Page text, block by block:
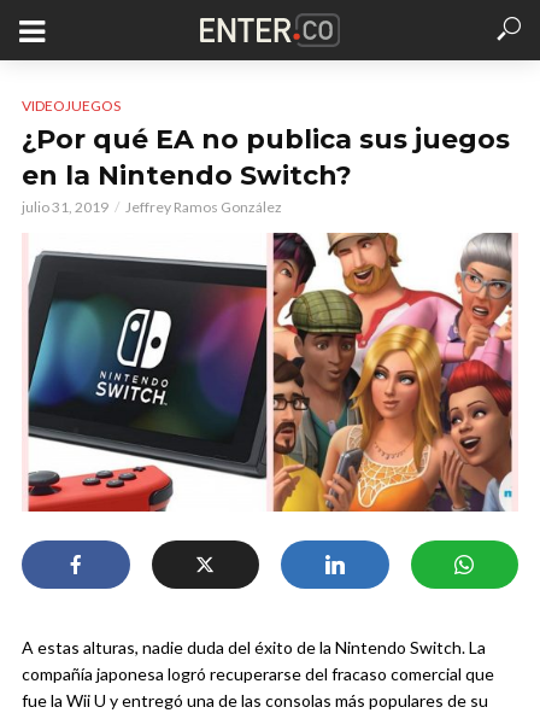
VIDEOJUEGOS
¿Por qué EA no publica sus juegos
en la Nintendo Switch?
julio 31, 2019 Jeffrey Ramos González
A estas alturas, nadie duda del éxito de la Nintendo Switch. La
compañía japonesa logró recuperarse del fracaso comercial que
fue la Wii U y entregó una de las consolas más populares de su